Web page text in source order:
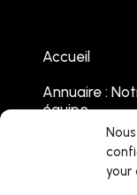
your
Accueil
Annuaire :
équipe